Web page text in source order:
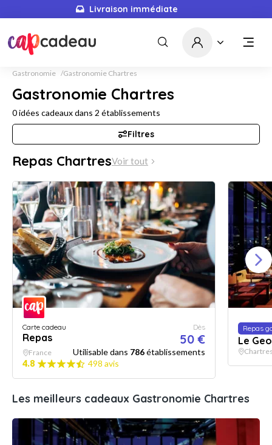
Livraison immédiate
Gastronomie Gastronomie Chartres
Gastronomie Chartres
0idées cadeaux dans 2 établissements
Filtres
Repas ChartresVoir tout
Carte cadeau
Repas
Dès
50 €
France Utilisable dans 786établissements
4.8
498 avis
Repas
Le
Les meilleurs cadeaux Gastronomie Chartres